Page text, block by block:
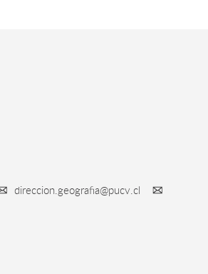
direccion.geografia@pucv.cl